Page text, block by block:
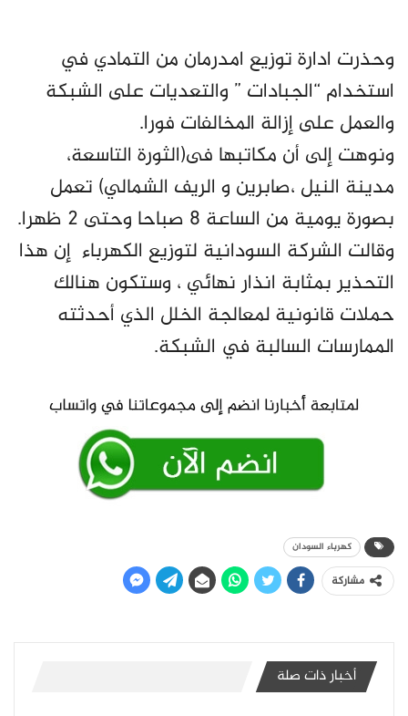
وحذرت ادارة توزيع امدرمان من التمادي في
استخدام “الجبادات ” والتعديات على الشبكة
والعمل على إزالة المخالفات فورا.
ونوهت إلى أن مكاتبها فى(الثورة التاسعة،
مدينة النيل ،صابرين و الريف الشمالي) تعمل
بصورة يومية من الساعة 8 صباحا وحتى 2 ظهرا.
وقالت الشركة السودانية لتوزيع الكهرباء إن هذا
التحذير بمثابة انذار نهائي ، وستكون هنالك
حملات قانونية لمعالجة الخلل الذي أحدثته
الممارسات السالبة في الشبكة.
كهرباء السودان
مشاركة
أخبار ذات صلة